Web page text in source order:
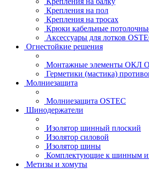
Крепления на пол
Крепления на тросах
Крюки кабельные
Аксессуары для лотков
Огнестойкие решения
Монтажные элементы ОКЛ
Герметики (мастика)
Молниезащита
Молниезащита OSTEC
Шинодержатели
Изолятор шинный плоский
Изолятор силовой
Изолятор шины
Комплектующие к шинным
Метизы и хомуты